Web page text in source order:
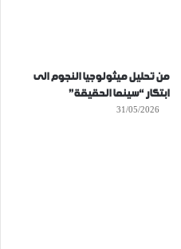
من تحليل ميثولوجيا النجوم الى
ابتكار “سينما الحقيقة”
31/05/2026